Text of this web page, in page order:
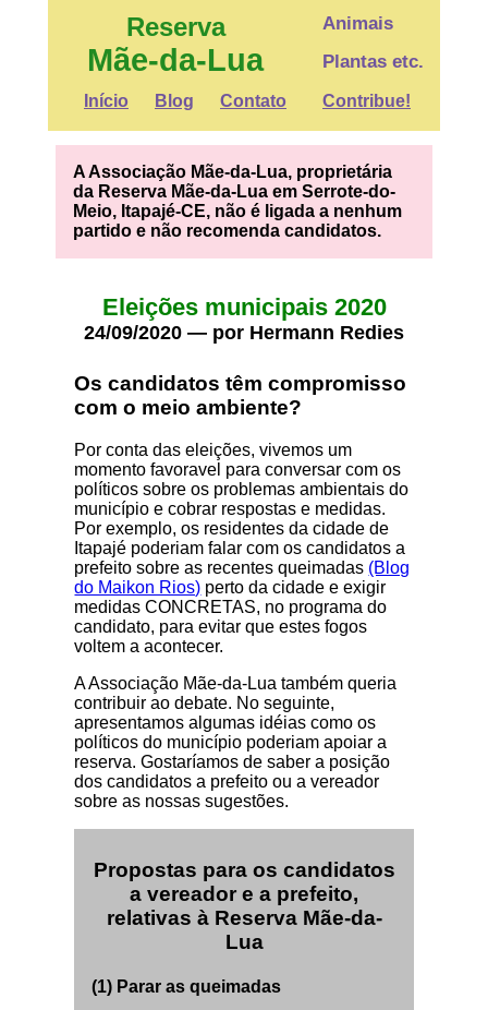
Reserva
Mãe-da-Lua
Início Blog Contato
Animais
Plantas etc.
Contribue!
A Associação Mãe-da-Lua, proprietária
da Reserva Mãe-da-Lua em Serrote-do-
Meio, Itapajé-CE, não é ligada a nenhum
partido e não recomenda candidatos.
Eleições municipais 2020
24/09/2020 — por Hermann Redies
Os candidatos têm compromisso
com o meio ambiente?
Por conta das eleições, vivemos um
momento favoravel para conversar com os
políticos sobre os problemas ambientais do
município e cobrar respostas e medidas.
Por exemplo, os residentes da cidade de
Itapajé poderiam falar com os candidatos a
prefeito sobre as recentes queimadas (Blog
do Maikon Rios) perto da cidade e exigir
medidas CONCRETAS, no programa do
candidato, para evitar que estes fogos
voltem a acontecer.
A Associação Mãe-da-Lua também queria
contribuir ao debate. No seguinte,
apresentamos algumas idéias como os
políticos do município poderiam apoiar a
reserva. Gostaríamos de saber a posição
dos candidatos a prefeito ou a vereador
sobre as nossas sugestões.
Propostas para os candidatos
a vereador e a prefeito,
relativas à Reserva Mãe-da-
Lua
(1) Parar as queimadas